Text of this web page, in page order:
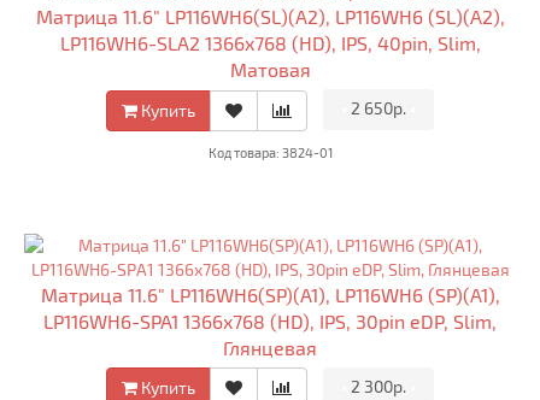
Матрица 11.6" LP116WH6(SL)(A2), LP116WH6 (SL)(A2),
LP116WH6-SLA2 1366x768 (HD), IPS, 40pin, Slim,
Матовая
Купить 2 650р.
Код товара: 3824-01
Матрица 11.6" LP116WH6(SP)(A1), LP116WH6 (SP)(A1),
LP116WH6-SPA1 1366x768 (HD), IPS, 30pin eDP, Slim,
Глянцевая
Купить 2 300р.